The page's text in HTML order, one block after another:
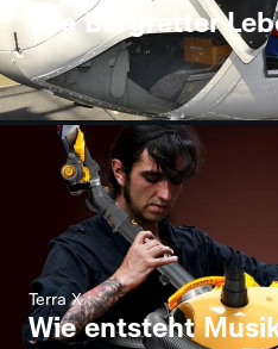
Wie Bergretter
Terra X
Wie entsteht